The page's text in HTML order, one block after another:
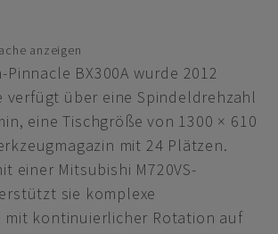
anzeigen
Pinnacle BX300A wurde 2012
verfügt über eine Spindeldrehzahl
eine Tischgröße von 1300 × 610
mit 24 Plätzen.
einer Mitsubishi M720VS-
sie komplexe
mit kontinuierlicher Rotation auf